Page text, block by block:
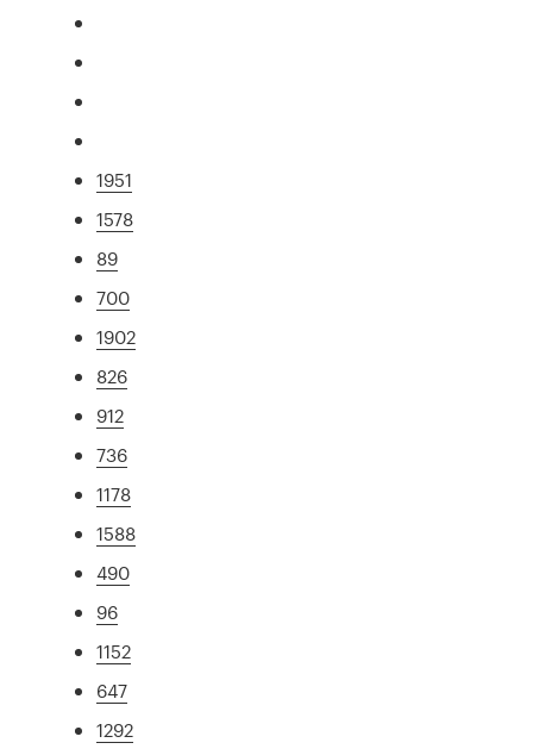
1951
1578
89
700
1902
826
912
736
1178
1588
490
96
1152
647
1292